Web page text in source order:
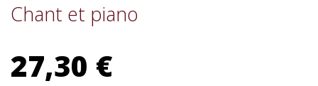
Chant et piano
27,30 €